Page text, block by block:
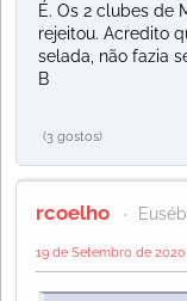
É. Os 2 clubes de
rejeitou. Acredito
selada, não fazia
B
(3 gostos)
rcoelho
19 de Setembro de